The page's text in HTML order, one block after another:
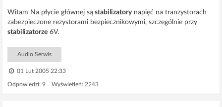
Witam Na płycie głównej są stabilizatory napięć na tranzystorach
zabezpieczone rezystorami bezpiecznikowymi, szczególnie przy
stabilizatorze 6V.
Audio Serwis
01 Lut 2005 22:33
Odpowiedzi: 9 Wyświetleń: 2243